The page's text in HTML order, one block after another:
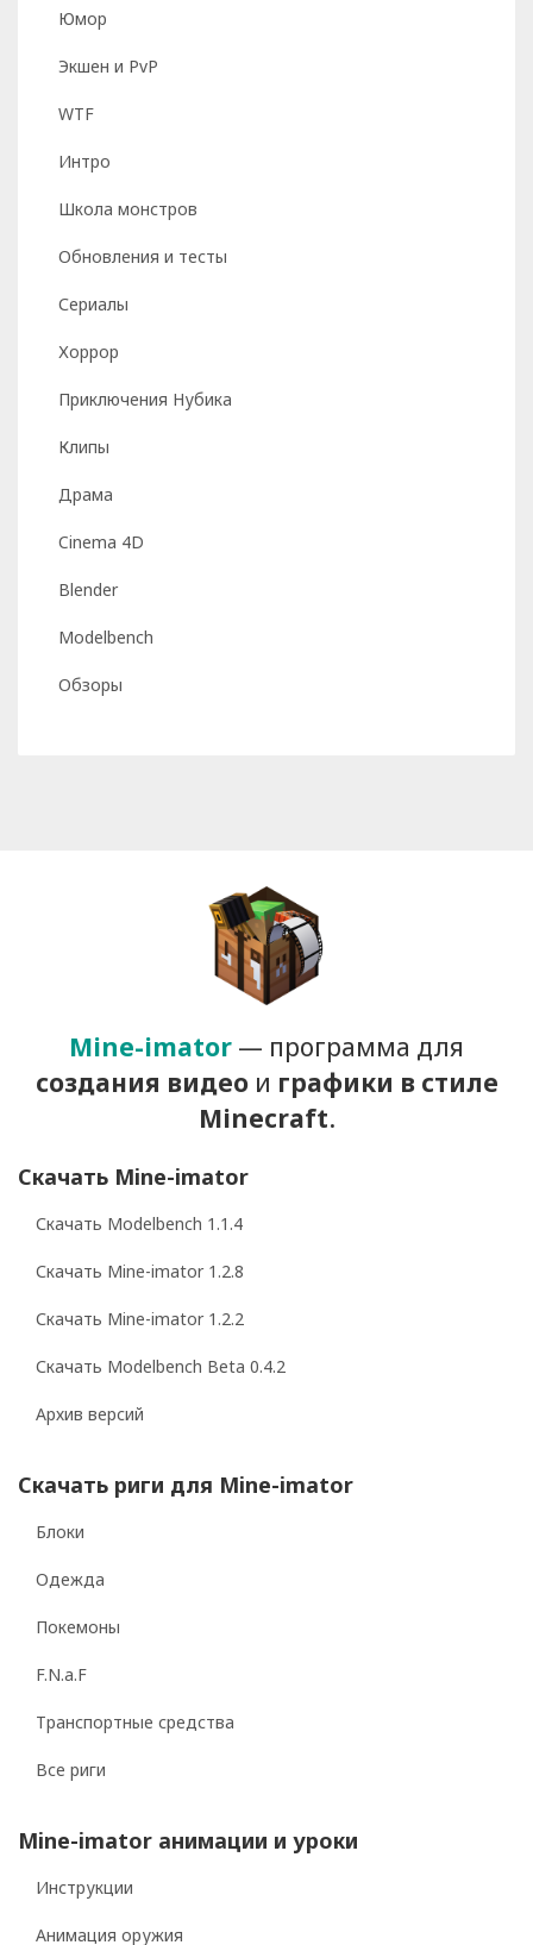
Юмор
Экшен и PvP
WTF
Интро
Школа монстров
Обновления и тесты
Сериалы
Хоррор
Приключения Нубика
Клипы
Драма
Cinema 4D
Blender
Modelbench
Обзоры
Mine-imator — программа для
создания видеои графики в стиле
Minecraft.
Скачать Mine-imator
Скачать Modelbench 1.1.4
Скачать Mine-imator 1.2.8
Скачать Mine-imator 1.2.2
Скачать Modelbench Beta 0.4.2
Архив версий
Скачать риги для Mine-imator
Блоки
Одежда
Покемоны
F.N.a.F
Транспортные средства
Все риги
Mine-imator анимации и уроки
Инструкции
Анимация оружия